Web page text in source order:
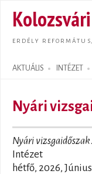
ERDÉLY
AKTUÁLIS INTÉZET
Search form
Nyári
Nyári vizsgaidőszak
Intézet
hétfő, 2026,